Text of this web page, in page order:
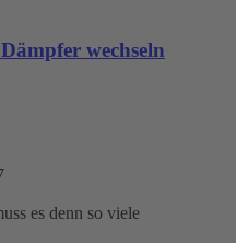
wechseln
es denn so viele